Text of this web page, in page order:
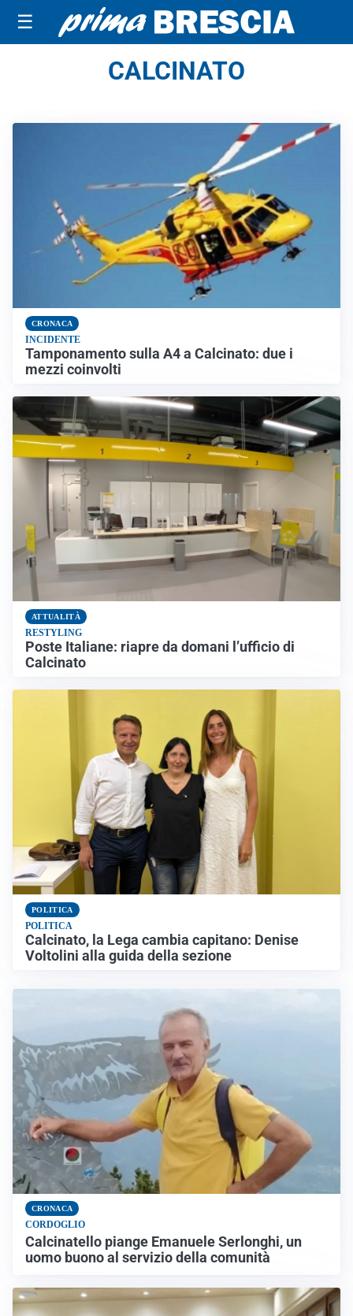
☰
CALCINATO
CRONACA
INCIDENTE
Tamponamento sulla A4 a Calcinato: due i
mezzi coinvolti
ATTUALITÀ
RESTYLING
Poste Italiane: riapre da domani l’ufficio di
Calcinato
POLITICA
POLITICA
Calcinato, la Lega cambia capitano: Denise
Voltolini alla guida della sezione
CRONACA
CORDOGLIO
Calcinatello piange Emanuele Serlonghi, un
uomo buono al servizio della comunità